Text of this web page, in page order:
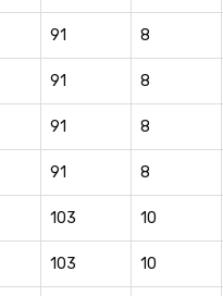
91 8
91 8
91 8
91 8
103 10
103 10